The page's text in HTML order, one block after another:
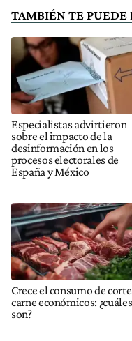
TAMBIÉN TE PUEDE
Especialistas advirtieron
sobre el impacto de la
desinformación en los
procesos electorales de
España y México
Crece el consumo de
carne económicos: ¿cuáles
son?